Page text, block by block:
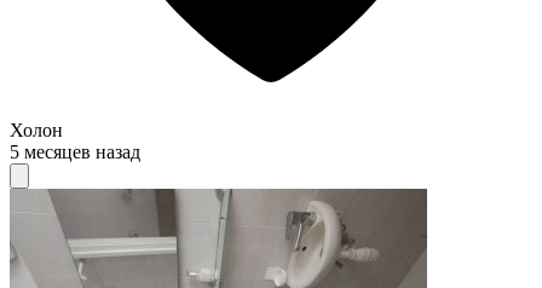
Холон
5 месяцев назад